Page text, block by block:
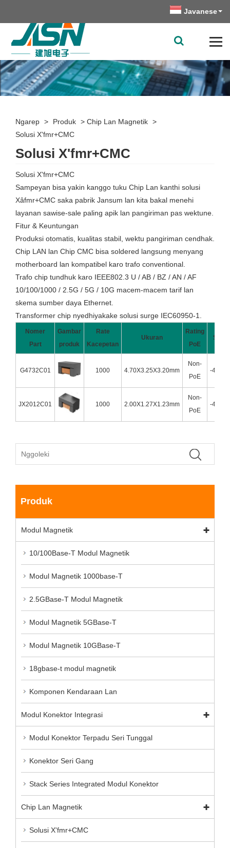
Javanese
Ngarep > Produk > Chip Lan Magnetik >
Solusi X'fmr+CMC
Solusi X'fmr+CMC
Solusi X'fmr+CMC
Sampeyan bisa yakin kanggo tuku Chip Lan kanthi solusi
Xâfmr+CMC saka pabrik Jansum lan kita bakal menehi
layanan sawise-sale paling apik lan pangiriman pas wektune.
Fitur & Keuntungan
Produksi otomatis, kualitas stabil, wektu pangiriman cendhak.
Chip LAN lan Chip CMC bisa soldered langsung menyang
motherboard lan kompatibel karo trafo conventional.
Trafo chip tundhuk karo IEEE802.3 U / AB / BZ / AN / AF
10/100/1000 / 2.5G / 5G / 10G macem-macem tarif lan
skema sumber daya Ethernet.
Transformer chip nyedhiyakake solusi surge IEC60950-1.
Nomer
Part
Gambar
produk
Rate
Kacepetan
Ukuran
Rating
PoE
Suhu
G4732C01 1000 4.70X3.25X3.20mm
Non-
PoE
-
JX2012C01 1000 2.00X1.27X1.23mm
Non-
PoE
-
Produk
Modul Magnetik
10/100Base-T Modul Magnetik
Modul Magnetik 1000base-T
2.5GBase-T Modul Magnetik
Modul Magnetik 5GBase-T
Modul Magnetik 10GBase-T
18gbase-t modul magnetik
Komponen Kendaraan Lan
Modul Konektor Integrasi
Modul Konektor Terpadu Seri Tunggal
Konektor Seri Gang
Stack Series Integrated Modul Konektor
Chip Lan Magnetik
Solusi X'fmr+CMC